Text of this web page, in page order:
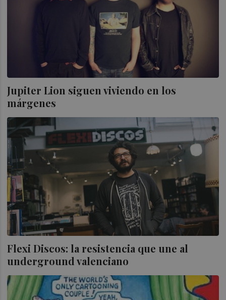
Jupiter Lion siguen viviendo en los
márgenes
Flexi Discos: la resistencia que une al
underground valenciano